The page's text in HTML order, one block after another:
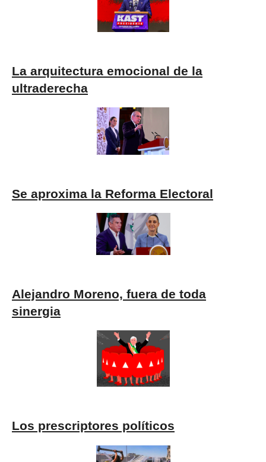
La arquitectura emocional de la
ultraderecha
Se aproxima la Reforma Electoral
Alejandro Moreno, fuera de toda
sinergia
Los prescriptores políticos